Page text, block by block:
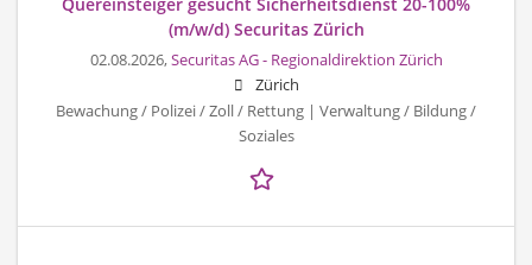
(m/w/d) Securitas Zürich
02.08.2026,Securitas AG - Regionaldirektion Zürich
Zürich
Bewachung / Polizei / Zoll / Rettung | Verwaltung / Bildung /
Soziales